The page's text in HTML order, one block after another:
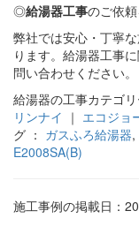
◎給湯器工事のご依
弊社では安心・丁寧
ります。給湯器工事
問い合わせください。
給湯器の工事カテゴリ
リンナイ ｜ エコジョ
グ ： ガスふろ給湯器,
E2008SA(B)
施工事例の掲載日：